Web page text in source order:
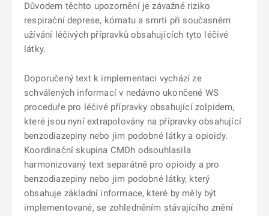
Důvodem těchto upozornění je závažné riziko
respirační deprese, kómatu a smrti při současném
užívání léčivých přípravků obsahujících tyto léčivé
látky.
Doporučený text k implementaci vychází ze
schválených informací v nedávno ukončené WS
proceduře pro léčivé přípravky obsahující zolpidem,
které jsou nyní extrapolovány na přípravky obsahující
benzodiazepiny nebo jim podobné látky a opioidy.
Koordinační skupina CMDh odsouhlasila
harmonizovaný text separátně pro opioidy a pro
benzodiazepiny nebo jim podobné látky, který
obsahuje základní informace, které by měly být
implementované, se zohledněním stávajícího znění